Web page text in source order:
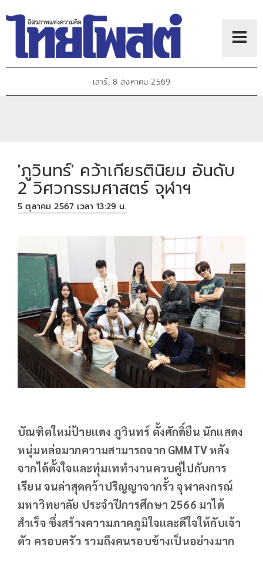
เสาร์, 8 สิงหาคม 2569
'ภูวินทร์' คว้าเกียรตินิยม อันดับ
2 วิศวกรรมศาสตร์ จุฬาฯ
5 ตุลาคม 2567 เวลา 13:29 น.
บัณฑิตใหม่ป้ายแดง ภูวินทร์ ตั้งศักดิ์ยืน นักแสดง
หนุ่มหล่อมากความสามารถจาก GMMTV หลัง
จากได้ตั้งใจและทุ่มเททำงานควบคู่ไปกับการ
เรียน จนล่าสุดคว้าปริญญาจากรั้ว จุฬาลงกรณ์
มหาวิทยาลัย ประจำปีการศึกษา 2566 มาได้
สำเร็จ ซึ่งสร้างความภาคภูมิใจและดีใจให้กับเจ้า
ตัว ครอบครัว รวมถึงคนรอบข้างเป็นอย่างมาก